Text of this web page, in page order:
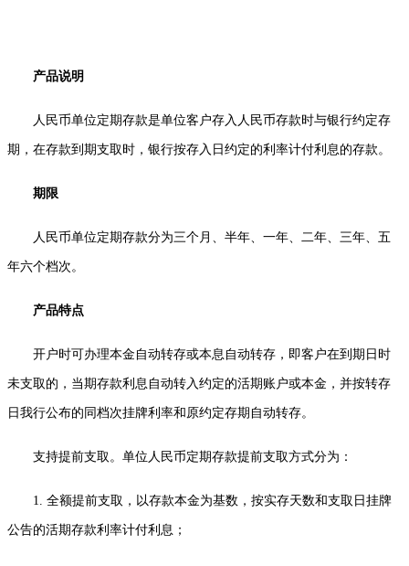
产品说明
人民币单位定期存款是单位客户存入 人民币存款时与银行约定存
期，在存款到期支取时，银行按存入日约定的利率计付利息的存款。
期限
人民币单位定期存款分为三个月、半年、一年、二年、三年、五
年六个档次。
产品特点
开户时可办理本金自动转存或本息自动转存，即客户在到期日时
未支取的，当期存款利息自动转入约定的活期账户或本金，并按转存
日我行公布的同档次挂牌利率和原约定存期自动转存。
支持提前支取。单位 人民币定期存款提前支取方式分为：
1. 全额提前支取，以存款本金为基数，按实存天数和支取日挂牌
公告的活期存款利率计付利息；